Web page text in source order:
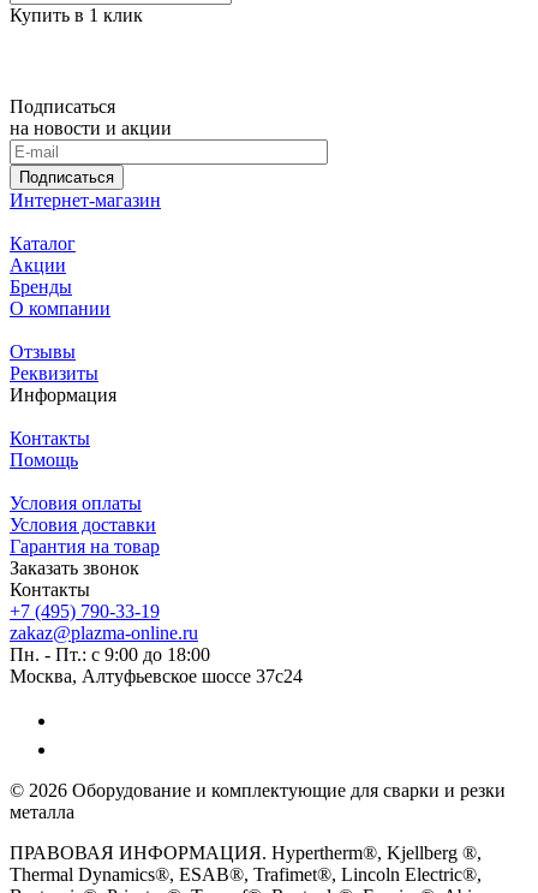
Купить в 1 клик
Подписаться
на новости и акции
Подписаться
Интернет-магазин
Каталог
Акции
Бренды
О компании
Отзывы
Реквизиты
Информация
Контакты
Помощь
Условия оплаты
Условия доставки
Гарантия на товар
Заказать звонок
Контакты
+7 (495) 790-33-19
zakaz@plazma-online.ru
Пн. - Пт.: с 9:00 до 18:00
Москва, Алтуфьевское шоссе 37с24
© 2026 Оборудование и комплектующие для сварки и резки
металла
ПРАВОВАЯ ИНФОРМАЦИЯ. Hypertherm®, Kjellberg ®,
Thermal Dynamics®, ESAB®, Trafimet®, Lincoln Electric®,